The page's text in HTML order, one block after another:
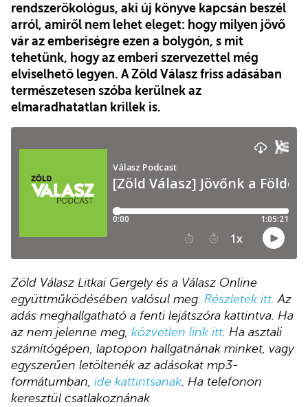
rendszerökológus, aki új könyve kapcsán beszél
arról, amiről nem lehet eleget: hogy milyen jövő
vár az emberiségre ezen a bolygón, s mit
tehetünk, hogy az emberi szervezettel még
elviselhető legyen. A Zöld Válasz friss adásában
természetesen szóba kerülnek az
elmaradhatatlan krillek is.
Zöld Válasz Litkai Gergely és a Válasz Online
együttműködésében valósul meg. Részletek itt. Az
adás meghallgatható a fenti lejátszóra kattintva. Ha
az nem jelenne meg, közvetlen link itt. Ha asztali
számítógépen, laptopon hallgatnának minket, vagy
egyszerűen letöltenék az adásokat mp3-
formátumban, ide kattintsanak. Ha telefonon
keresztül csatlakoznának